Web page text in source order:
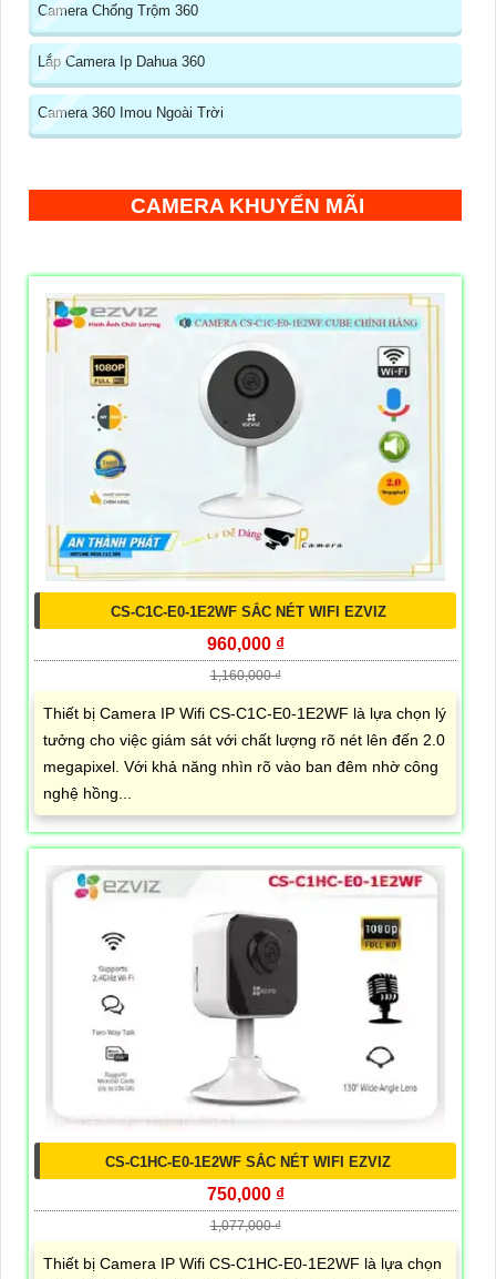
Camera Chống Trộm 360
Lắp Camera Ip Dahua 360
Camera 360 Imou Ngoài Trời
CAMERA KHUYẾN MÃI
CS-C1C-E0-1E2WF SẮC NÉT WIFI EZVIZ
960,000 ₫
1,160,000 ₫
Thiết bị Camera IP Wifi CS-C1C-E0-1E2WF là lựa chọn lý
tưởng cho việc giám sát với chất lượng rõ nét lên đến 2.0
megapixel. Với khả năng nhìn rõ vào ban đêm nhờ công
nghệ hồng...
CS-C1HC-E0-1E2WF SẮC NÉT WIFI EZVIZ
750,000 ₫
1,077,000 ₫
Thiết bị Camera IP Wifi CS-C1HC-E0-1E2WF là lựa chọn